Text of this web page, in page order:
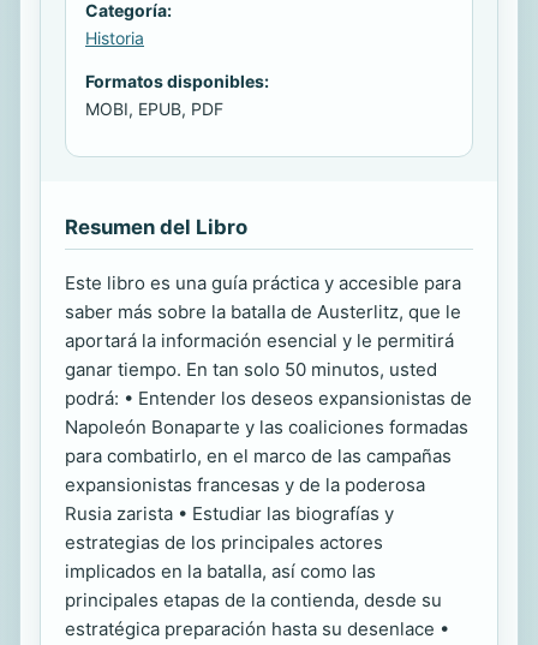
Categoría:
Historia
Formatos disponibles:
MOBI, EPUB, PDF
Resumen del Libro
Este libro es una guía práctica y accesible para
saber más sobre la batalla de Austerlitz, que le
aportará la información esencial y le permitirá
ganar tiempo. En tan solo 50 minutos, usted
podrá: • Entender los deseos expansionistas de
Napoleón Bonaparte y las coaliciones formadas
para combatirlo, en el marco de las campañas
expansionistas francesas y de la poderosa
Rusia zarista • Estudiar las biografías y
estrategias de los principales actores
implicados en la batalla, así como las
principales etapas de la contienda, desde su
estratégica preparación hasta su desenlace •